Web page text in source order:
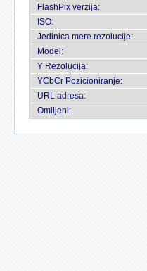
FlashPix verzija:
ISO:
Jedinica mere rezolucije:
Model:
Y Rezolucija:
YCbCr Pozicioniranje:
URL adresa:
Omiljeni: